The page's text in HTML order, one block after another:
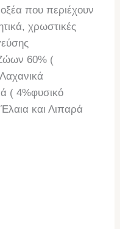
που περιέχουν
χρωστικές
60% (
Λαχανικά
( 4%φυσικό
Έλαια και Λιπαρά